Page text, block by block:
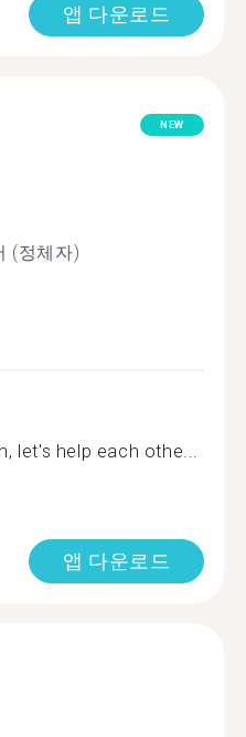
앱 다운로드
NEW
(정체자)
let's help each othe...
앱 다운로드